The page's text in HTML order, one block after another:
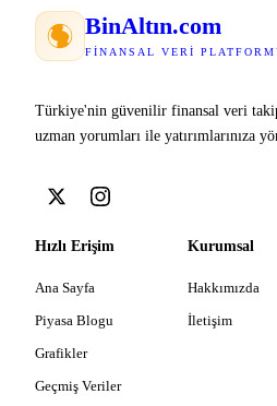
BinAltın.com
FINANSAL VERI
Türkiye'nin güvenilir finansal veri
uzman yorumları ile yatırımlarınıza
Hızlı Erişim
Ana Sayfa
Piyasa Blogu
Grafikler
Geçmiş Veriler
Kurumsal
Hakkımızda
İletişim